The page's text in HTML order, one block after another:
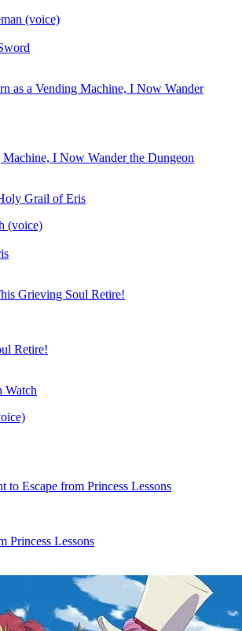
(voice)
Machine, I Now Wander the Dungeon
(voice)
Retire!
Princess Lessons